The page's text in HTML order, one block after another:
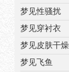
梦见性骚扰
梦见穿衬衣
梦见皮肤干燥
梦见飞鱼